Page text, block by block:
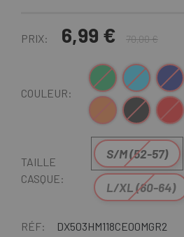
PRIX: 6,99 € 70,00 €
COULEUR:
Vert OliveBleuBleu
OrangeNoir matRouge
TAILLE
CASQUE:
S/M (52-57)
L/XL (60-64)
RÉF: DX503HM118CE00MGR2